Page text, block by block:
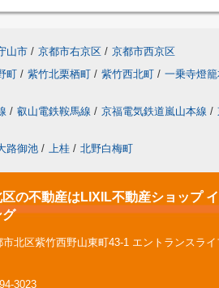
山市 / 京都市右京区 / 京都市西京区
町 / 紫竹北栗栖町 / 紫竹西北町 / 一乗寺燈
/ 叡山電鉄鞍馬線 / 京福電気鉄道嵐山本線 /
路御池 / 上桂 / 北野白梅町
の不動産はLIXIL不動産ショップ
グ
市北区紫竹西野山東町43-1 エントランスライ
3023